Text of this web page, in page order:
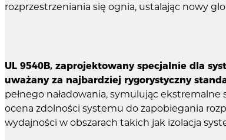
rozprzestrzeniania się ognia, ustalając nowy
UL 9540B, zaprojektowany specjalnie dla
uważany za najbardziej rygorystyczny
pełnego naładowania, symulując
ocena zdolności systemu do zapobiegania
wydajności w obszarach takich jak izolacja